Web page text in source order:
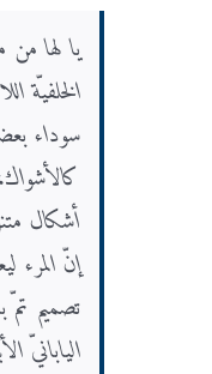
يا لها من
الخلفيّة
سوداء
أشكال
إنّ المرء
تصميم تمّ
اليابانيّ